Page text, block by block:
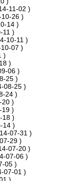
11-02 )
26 )
14 )
11 )
10-11 )
07 )
)
)
06 )
25 )
08-25 )
24 )
20 )
19 )
18 )
14 )
07-31 )
29 )
07-20 )
07-06 )
05 )
07-01 )
)